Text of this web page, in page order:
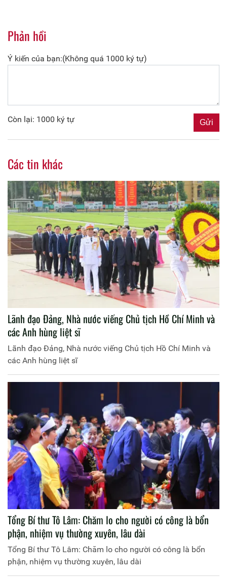
Phản hồi
Ý kiến của bạn:(Không quá 1000 ký tự)
Còn lại: 1000 ký tự
Các tin khác
Lãnh đạo Đảng, Nhà nước viếng Chủ tịch Hồ Chí Minh và
các Anh hùng liệt sĩ
Lãnh đạo Đảng, Nhà nước viếng Chủ tịch Hồ Chí Minh và
các Anh hùng liệt sĩ
Tổng Bí thư Tô Lâm: Chăm lo cho người có công là bổn
phận, nhiệm vụ thường xuyên, lâu dài
Tổng Bí thư Tô Lâm: Chăm lo cho người có công là bổn
phận, nhiệm vụ thường xuyên, lâu dài